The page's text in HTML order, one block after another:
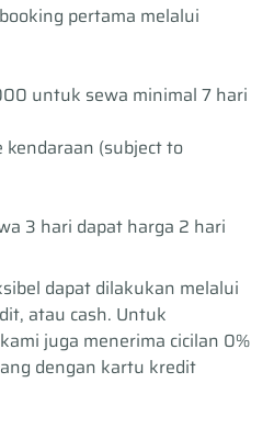
pertama melalui
untuk sewa minimal 7 hari
kendaraan (subject to
3 hari dapat harga 2 hari
dapat dilakukan melalui
atau cash. Untuk
juga menerima cicilan 0%
dengan kartu kredit